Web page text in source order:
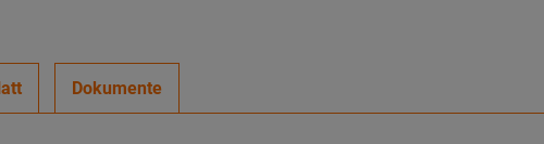
Dokumente